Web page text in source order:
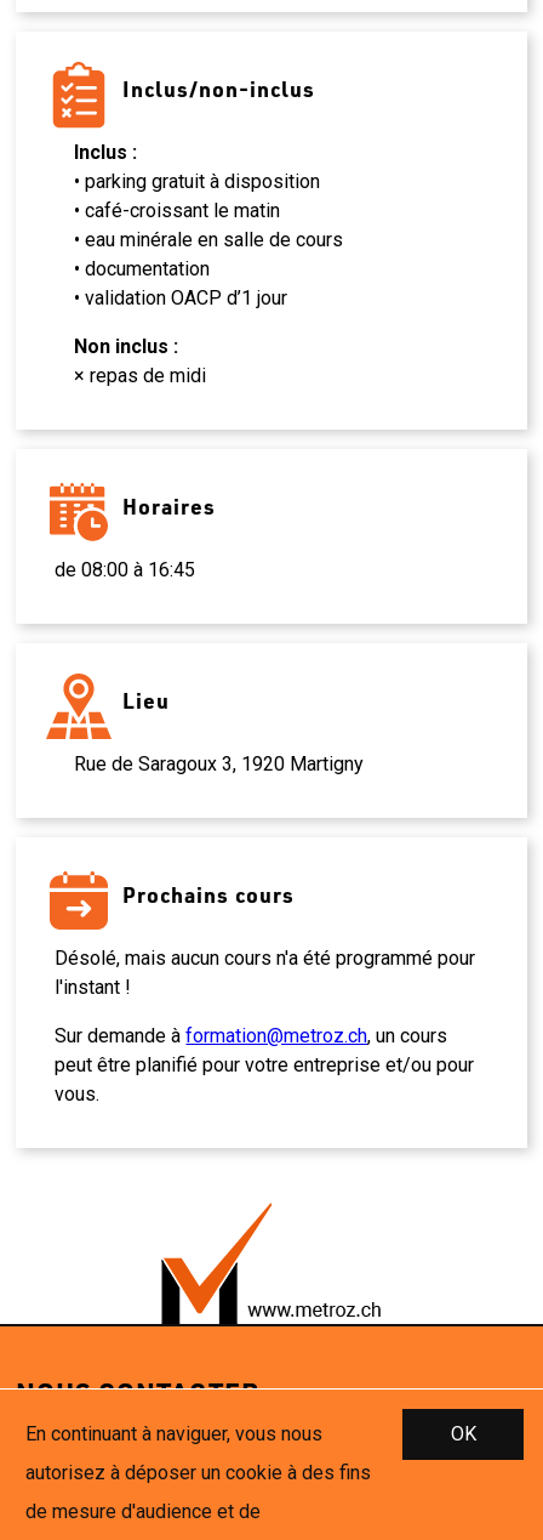
Inclus/non-inclus
Inclus :
• parking gratuit à disposition
• café-croissant le matin
• eau minérale en salle de cours
• documentation
• validation OACP d’1 jour
Non inclus :
× repas de midi
Horaires
de 08:00 à 16:45
Lieu
Rue de Saragoux 3, 1920 Martigny
Prochains cours
Désolé, mais aucun cours n'a été programmé pour
l'instant !
Sur demande àformation@metroz.ch, un cours
peut être planifié pour votre entreprise et/ou pour
vous.
NOUS CONTACTER
METROZ Formation & Services Sàrl
Rue de Saragoux 3
En continuant à naviguer, vous nous
autorisez à déposer un cookie à des fins
de mesure d'audience et de
OK